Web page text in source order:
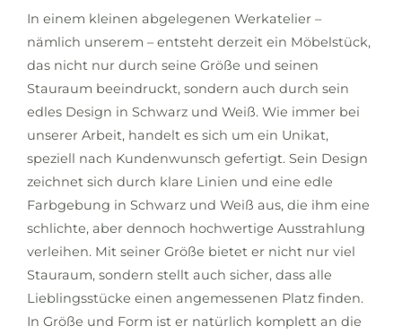
In einem kleinen abgelegenen Werkatelier –
nämlich unserem – entsteht derzeit ein Möbelstück,
das nicht nur durch seine Größe und seinen
Stauraum beeindruckt, sondern auch durch sein
edles Design in Schwarz und Weiß. Wie immer bei
unserer Arbeit, handelt es sich um ein Unikat,
speziell nach Kundenwunsch gefertigt. Sein Design
zeichnet sich durch klare Linien und eine edle
Farbgebung in Schwarz und Weiß aus, die ihm eine
schlichte, aber dennoch hochwertige Ausstrahlung
verleihen. Mit seiner Größe bietet er nicht nur viel
Stauraum, sondern stellt auch sicher, dass alle
Lieblingsstücke einen angemessenen Platz finden.
In Größe und Form ist er natürlich komplett an die